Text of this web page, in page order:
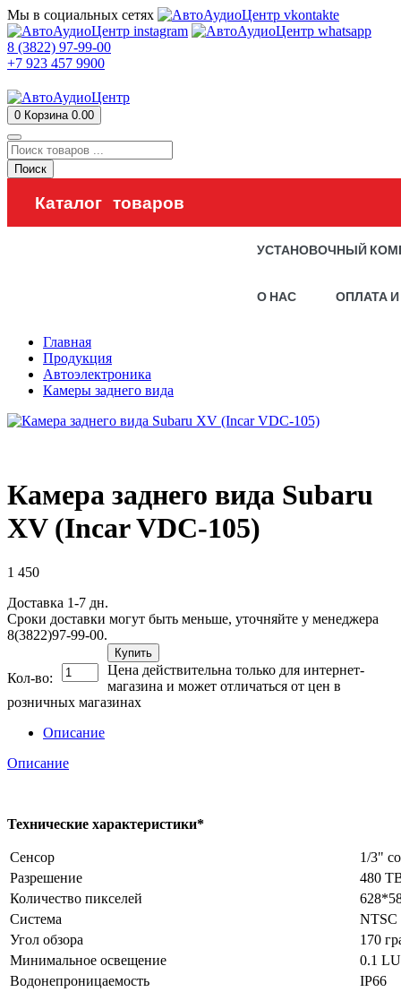
Мы в социальных сетях
8 (3822) 97-99-00
+7 923 457 9900
0 Корзина 0.00
Поиск
Каталог товаров
УСТАНОВОЧНЫЙ
О НАС ОПЛАТА
Главная
Продукция
Автоэлектроника
Камеры заднего вида
Камера заднего вида Subaru
XV (Incar VDC-105)
1 450
Доставка 1-7 дн.
Сроки доставки могут быть меньше, уточняйте у менеджера
8(3822)97-99-00.
Кол-во:
Купить
Цена действительна только для интернет-
магазина и может отличаться от цен в
розничных магазинах
Описание
Описание
Технические характеристики*
Сенсор
1/3"
Разрешение
480
Количество пикселей
Система
NTSC
Угол обзора
170
Минимальное освещение
0.1
Водонепроницаемость
IP66